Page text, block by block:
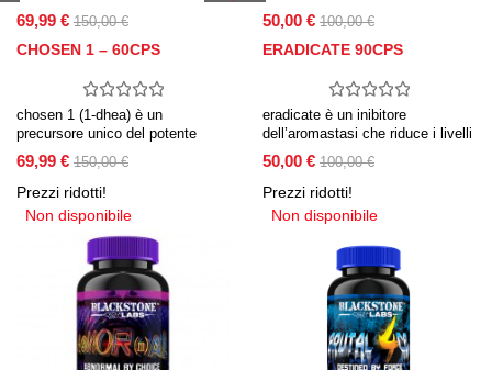
69,99 € 150,00 €
CHOSEN 1 – 60CPS
chosen 1 (1-dhea) è un
precursore unico del potente
derivato del testosterone noto
come 1-testosterone.
69,99 € 150,00 €
Prezzi ridotti!
Non disponibile
50,00 € 100,00 €
ERADICATE 90CPS
eradicate è un inibitore
dell’aromastasi che riduce i livelli
di estrogeni e ottimizza la
produzione di testosterone. può
anche essere assunto come pct.
50,00 € 100,00 €
Prezzi ridotti!
Non disponibile